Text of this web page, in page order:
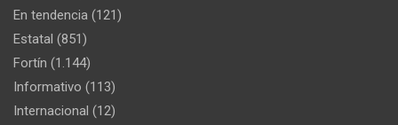
En tendencia (121)
Estatal (851)
Fortín (1.144)
Informativo (113)
Internacional (12)